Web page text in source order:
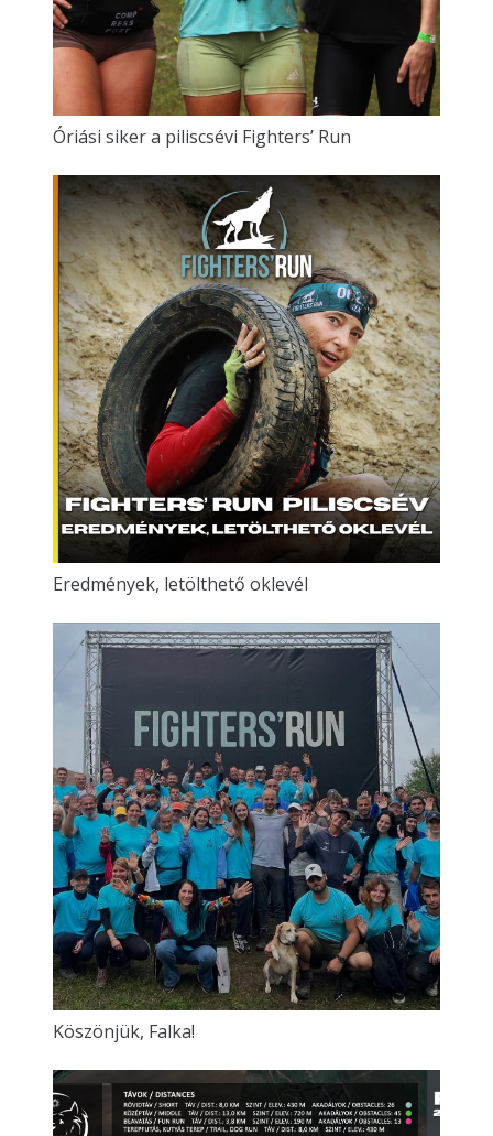
Óriási siker a piliscsévi Fighters’ Run
Eredmények, letölthető oklevél
Köszönjük, Falka!